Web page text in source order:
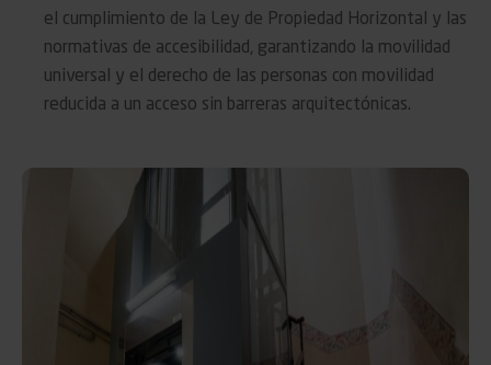
el cumplimiento de la Ley de Propiedad Horizontal y las
normativas de accesibilidad, garantizando la movilidad
universal y el derecho de las personas con movilidad
reducida a un acceso sin barreras arquitectónicas.